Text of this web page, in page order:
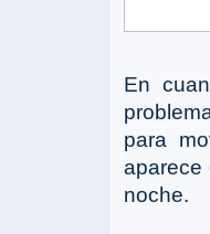
En
para
aparece
noche.